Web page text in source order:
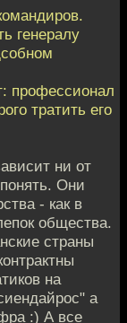
генералу
профессионал
тратить его
ни от
Они
- как в
общества.
страны
на
а
:) А все